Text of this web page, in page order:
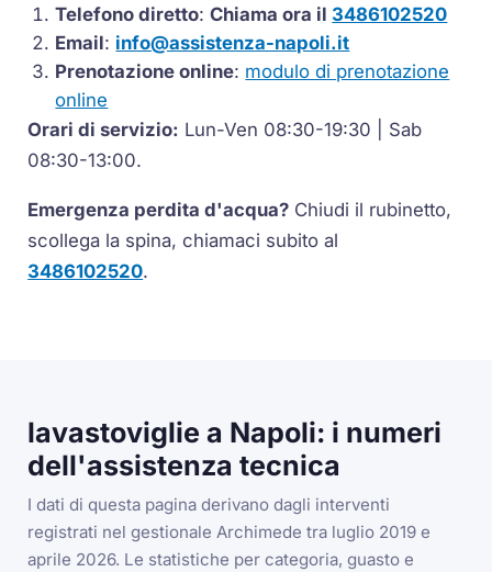
Telefono diretto:Chiama ora il 3486102520
Email: info@assistenza-napoli.it
Prenotazione online: modulo di prenotazione
online
Orari di servizio: Lun-Ven 08:30-19:30 | Sab
08:30-13:00.
Emergenza perdita d'acqua? Chiudi il rubinetto,
scollega la spina, chiamaci subito al
3486102520.
lavastoviglie a Napoli: i numeri
dell'assistenza tecnica
I dati di questa pagina derivano dagli interventi
registrati nel gestionale Archimede tra luglio 2019 e
aprile 2026. Le statistiche per categoria, guasto e